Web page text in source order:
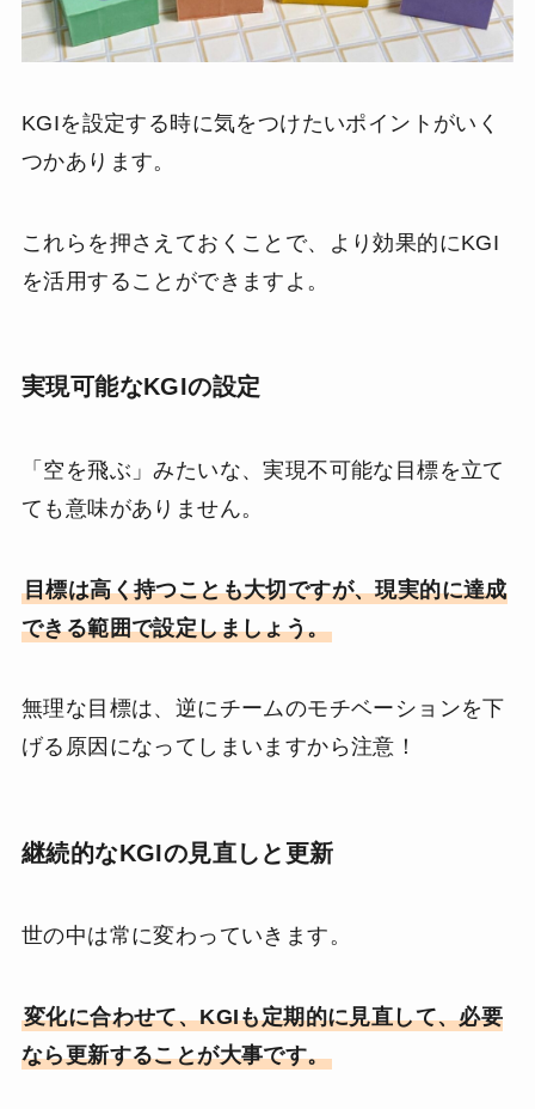
KGIを設定する時に気をつけたいポイントがいく
つかあります。
これらを押さえておくことで、より効果的にKGI
を活用することができますよ。
実現可能なKGIの設定
「空を飛ぶ」みたいな、実現不可能な目標を立て
ても意味がありません。
目標は高く持つことも大切ですが、現実的に達成
できる範囲で設定しましょう。
無理な目標は、逆にチームのモチベーションを下
げる原因になってしまいますから注意！
継続的なKGIの見直しと更新
世の中は常に変わっていきます。
変化に合わせて、KGIも定期的に見直して、必要
なら更新することが大事です。